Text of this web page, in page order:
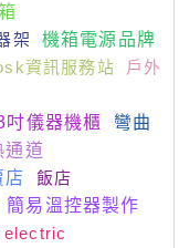
架
機箱電源品牌
資訊服務站
戶外
吋儀器機櫃
彎曲
通道
店
飯店
簡易溫控器製作
electric